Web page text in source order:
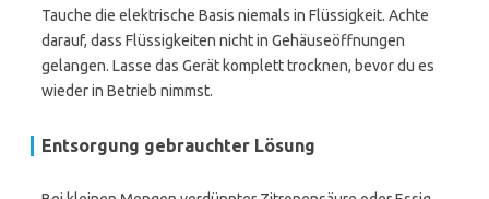
Tauche die elektrische Basis niemals in Flüssigkeit. Achte
darauf, dass Flüssigkeiten nicht in Gehäuseöffnungen
gelangen. Lasse das Gerät komplett trocknen, bevor du es
wieder in Betrieb nimmst.
Entsorgung gebrauchter Lösung